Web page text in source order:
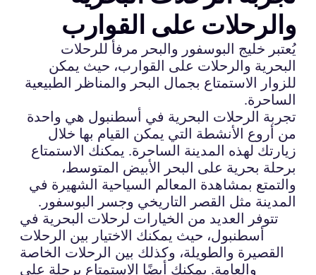
والرحلات على القوارب
يُعتبر خليج البوسفور والبحر مرفأ للرحلات
البحرية والرحلات على القوارب، حيث يمكن
للزوار الاستمتاع بجمال البحر والمناظر الطبيعية
الساحرة.
تجربة الرحلات البحرية في أسطنبول هي واحدة
من أروع الأنشطة التي يمكن القيام بها خلال
زيارتك لهذه المدينة الساحرة. يمكنك الاستمتاع
برحلة بحرية على البحر الأبيض المتوسط،
والتمتع بمشاهدة المعالم السياحية الشهيرة في
المدينة مثل القصر التاريخي وجسر البوسفور.
تتوفر العديد من الخيارات لرحلات البحرية في
أسطنبول، حيث يمكنك الاختيار بين الرحلات
القصيرة والطويلة، وكذلك بين الرحلات الخاصة
والعامة. يمكنك أيضًا الاستمتاع برحلة على